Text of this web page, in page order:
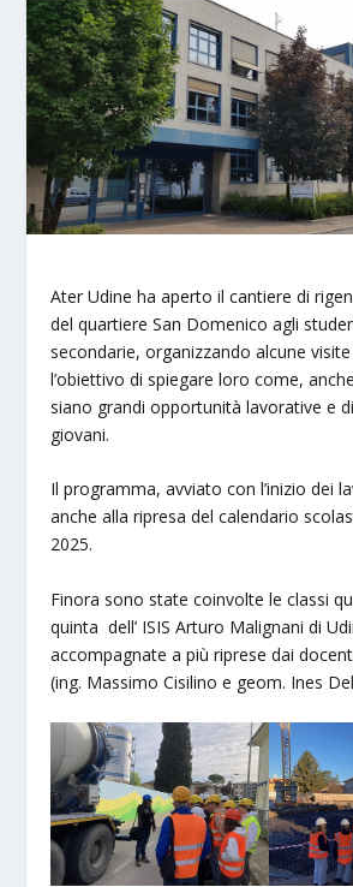
Ater Udine ha aperto il cantiere di
del quartiere San Domenico agli
secondarie, organizzando alcune
l’obiettivo di spiegare loro come,
siano grandi opportunità lavorative e
giovani.
Il programma, avviato con l’inizio dei
anche alla ripresa del calendario
2025.
Finora sono state coinvolte le classi
quinta dell’ ISIS Arturo Malignani di
accompagnate a più riprese dai
(ing. Massimo Cisilino e geom. Ines